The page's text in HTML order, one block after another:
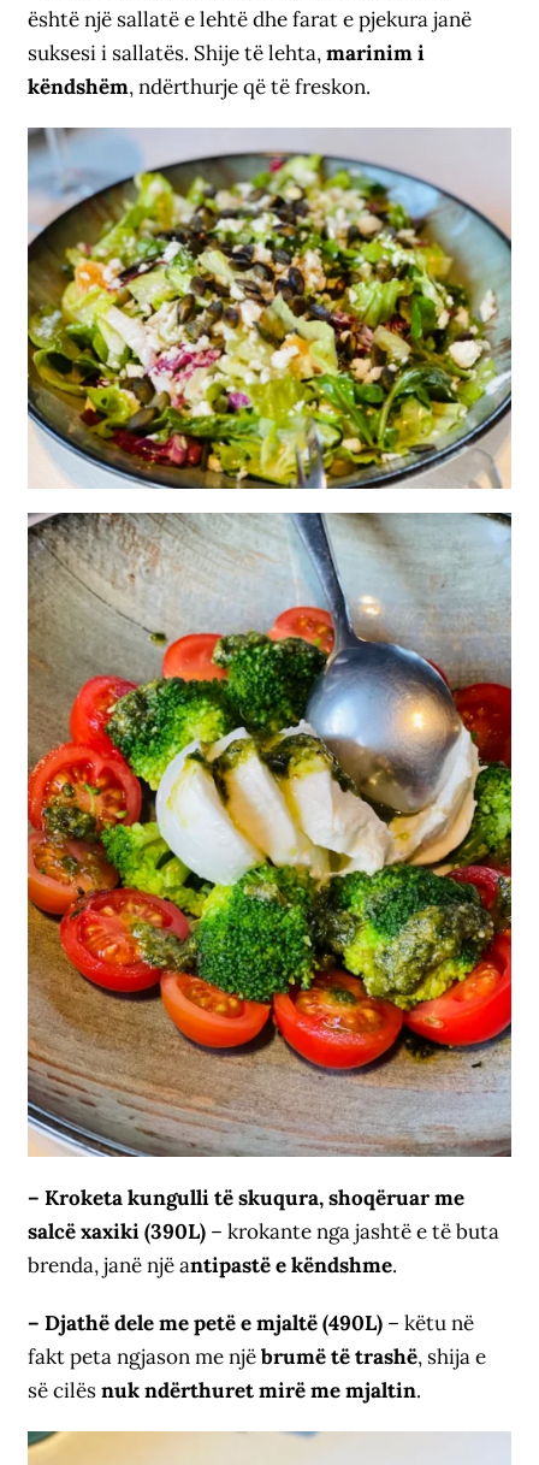
është një sallatë e lehtë dhe farat e pjekura janë
suksesi i sallatës. Shije të lehta,marinim i
këndshëm, ndërthurje që të freskon.
– Kroketa kungulli të skuqura, shoqëruar me
salcë xaxiki (390L) – krokante nga jashtë e të buta
brenda, janë një antipastë e këndshme.
– Djathë dele me petë e mjaltë (490L) – këtu në
fakt peta ngjason me njëbrumë të trashë, shija e
së cilësnuk ndërthuret mirë me mjaltin.